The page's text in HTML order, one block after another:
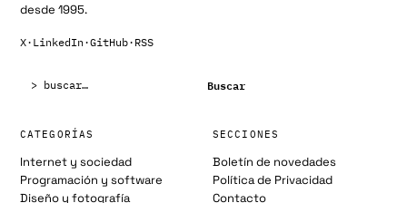
desde 1995.
X· LinkedIn·GitHub· RSS
Buscar
CATEGORÍAS
Internet y sociedad
Programación y software
Diseño y fotografía
SECCIONES
Boletín de novedades
Política de Privacidad
Contacto